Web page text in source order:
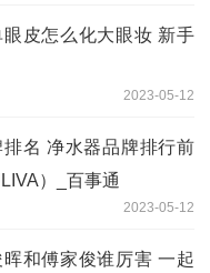
皮怎么化大眼妆 新手
2023-05-12
名 净水器品牌排行前
）_百事通
2023-05-12
和傅家俊谁厉害 一起